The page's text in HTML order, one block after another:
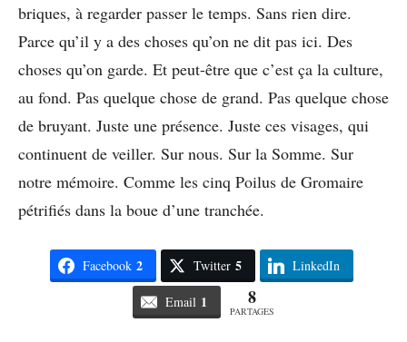
briques, à regarder passer le temps. Sans rien dire.
Parce qu’il y a des choses qu’on ne dit pas ici. Des
choses qu’on garde. Et peut-être que c’est ça la culture,
au fond. Pas quelque chose de grand. Pas quelque chose
de bruyant. Juste une présence. Juste ces visages, qui
continuent de veiller. Sur nous. Sur la Somme. Sur
notre mémoire. Comme les cinq Poilus de Gromaire
pétrifiés dans la boue d’une tranchée.
Facebook 2 Twitter 5 LinkedIn
Email 1 8
PARTAGES